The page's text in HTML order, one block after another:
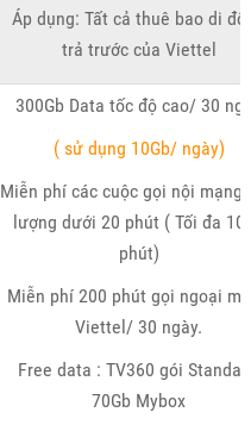
Áp dụng: Tất cả thuê bao di
trả trước của Viettel
300Gb Data tốc độ cao/ 30
( sử dụng 10Gb/ ngày)
Miễn phí các cuộc gọi nội mạng
lượng dưới 20 phút ( Tối đa
phút)
Miễn phí 200 phút gọi ngoại
Viettel/ 30 ngày.
Free data : TV360 gói
70Gb Mybox